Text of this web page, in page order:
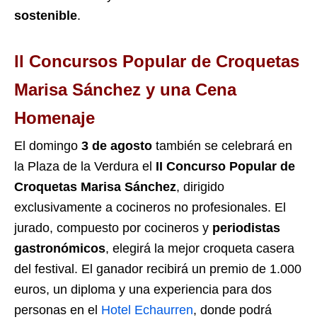
sostenible.
ll Concursos Popular de Croquetas
Marisa Sánchez y una Cena
Homenaje
El domingo 3 de agosto también se celebrará en
la Plaza de la Verdura el II Concurso Popular de
Croquetas Marisa Sánchez, dirigido
exclusivamente a cocineros no profesionales. El
jurado, compuesto por cocineros y periodistas
gastronómicos, elegirá la mejor croqueta casera
del festival. El ganador recibirá un premio de 1.000
euros, un diploma y una experiencia para dos
personas en el Hotel Echaurren, donde podrá